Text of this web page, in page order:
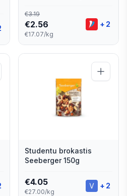
€3.19
€2.56
€17.07/kg
+ 2
Studentu brokastis
Seeberger 150g
€4.05
€27.00/kg
+ 2